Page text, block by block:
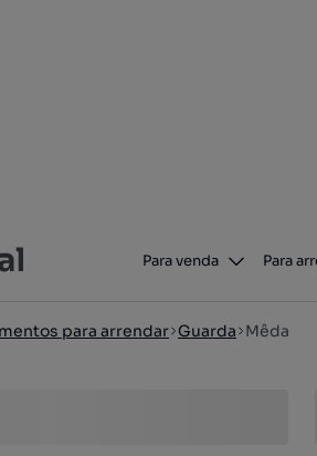
Para venda Para
para arrendar Guarda Mêda